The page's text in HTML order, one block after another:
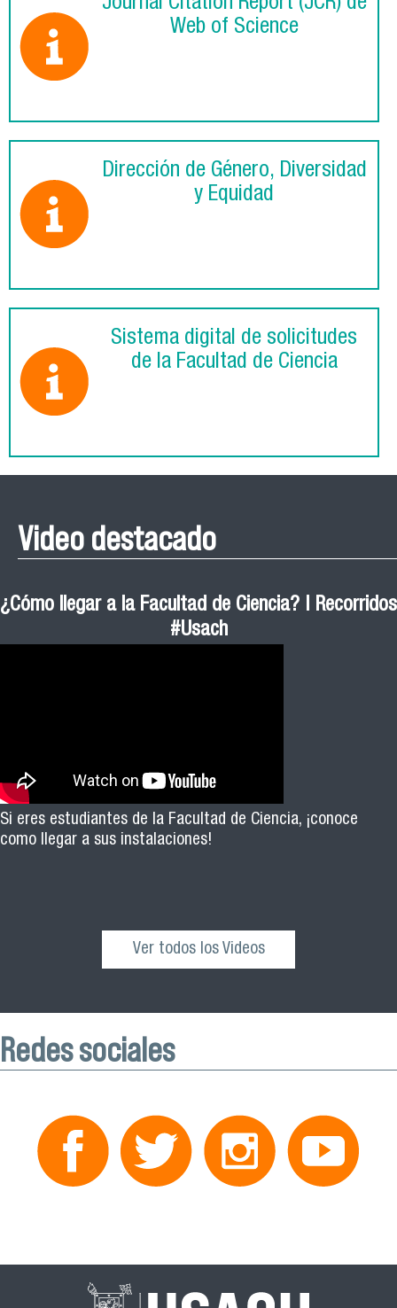
Web of Science
Dirección de Género, Diversidad
y Equidad
Sistema digital de solicitudes
de la Facultad de Ciencia
Video destacado
¿Cómo llegar a la Facultad de Ciencia? | Recorridos
#Usach
Si eres estudiantes de la Facultad de Ciencia, ¡conoce
como llegar a sus instalaciones!
Ver todos los Videos
Redes sociales